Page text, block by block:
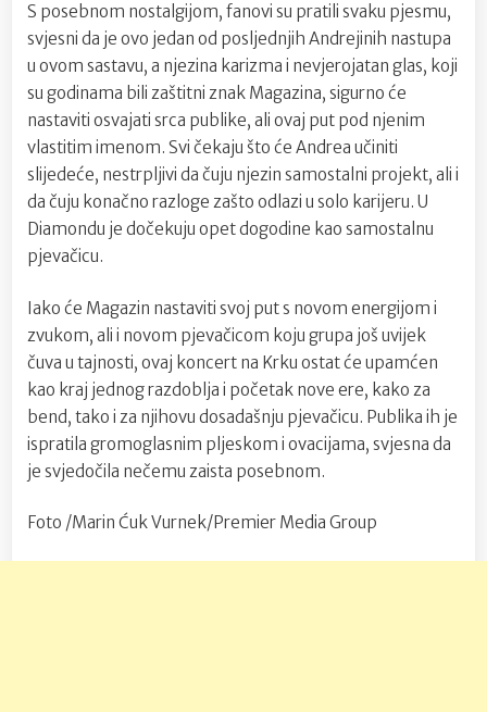
S posebnom nostalgijom, fanovi su pratili svaku pjesmu,
svjesni da je ovo jedan od posljednjih Andrejinih nastupa
u ovom sastavu, a njezina karizma i nevjerojatan glas, koji
su godinama bili zaštitni znak Magazina, sigurno će
nastaviti osvajati srca publike, ali ovaj put pod njenim
vlastitim imenom. Svi čekaju što će Andrea učiniti
slijedeće, nestrpljivi da čuju njezin samostalni projekt, ali i
da čuju konačno razloge zašto odlazi u solo karijeru. U
Diamondu je dočekuju opet dogodine kao samostalnu
pjevačicu.
Iako će Magazin nastaviti svoj put s novom energijom i
zvukom, ali i novom pjevačicom koju grupa još uvijek
čuva u tajnosti, ovaj koncert na Krku ostat će upamćen
kao kraj jednog razdoblja i početak nove ere, kako za
bend, tako i za njihovu dosadašnju pjevačicu. Publika ih je
ispratila gromoglasnim pljeskom i ovacijama, svjesna da
je svjedočila nečemu zaista posebnom.
Foto /Marin Ćuk Vurnek/Premier Media Group